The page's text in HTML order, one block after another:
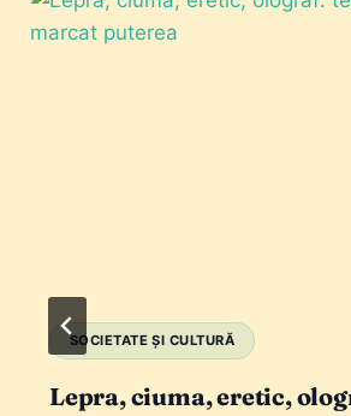
SOCIETATE ȘI CULTURĂ
Lepra, ciuma, eretic,